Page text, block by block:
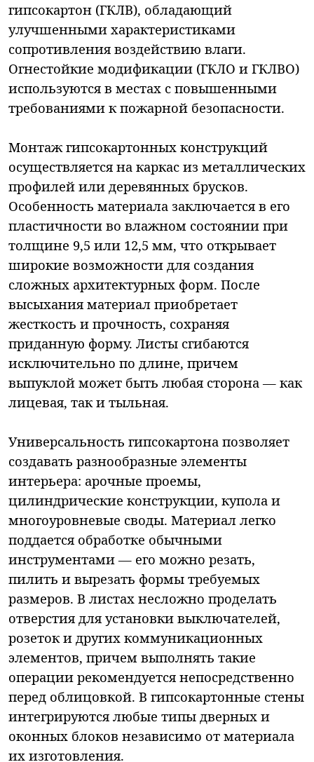
гипсокартон (ГКЛВ), обладающий
улучшенными характеристиками
сопротивления воздействию влаги.
Огнестойкие модификации (ГКЛО и ГКЛВО)
используются в местах с повышенными
требованиями к пожарной безопасности.
Монтаж гипсокартонных конструкций
осуществляется на каркас из металлических
профилей или деревянных брусков.
Особенность материала заключается в его
пластичности во влажном состоянии при
толщине 9,5 или 12,5 мм, что открывает
широкие возможности для создания
сложных архитектурных форм. После
высыхания материал приобретает
жесткость и прочность, сохраняя
приданную форму. Листы сгибаются
исключительно по длине, причем
выпуклой может быть любая сторона — как
лицевая, так и тыльная.
Универсальность гипсокартона позволяет
создавать разнообразные элементы
интерьера: арочные проемы,
цилиндрические конструкции, купола и
многоуровневые своды. Материал легко
поддается обработке обычными
инструментами — его можно резать,
пилить и вырезать формы требуемых
размеров. В листах несложно проделать
отверстия для установки выключателей,
розеток и других коммуникационных
элементов, причем выполнять такие
операции рекомендуется непосредственно
перед облицовкой. В гипсокартонные стены
интегрируются любые типы дверных и
оконных блоков независимо от материала
их изготовления.